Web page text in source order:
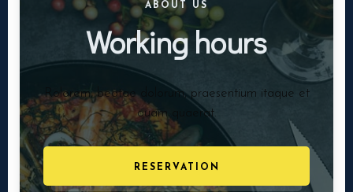
ABOUT US
Working hours
Rolorem, beatae dolorum, praesentium itaque et
quam quaerat.
RESERVATION